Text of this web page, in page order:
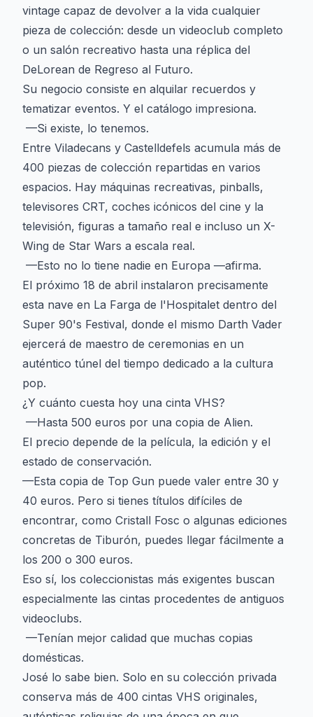
vintage capaz de devolver a la vida cualquier
pieza de colección: desde un videoclub completo
o un salón recreativo hasta una réplica del
DeLorean de Regreso al Futuro.
Su negocio consiste en alquilar recuerdos y
tematizar eventos. Y el catálogo impresiona.
—Si existe, lo tenemos.
Entre Viladecans y Castelldefels acumula más de
400 piezas de colección repartidas en varios
espacios. Hay máquinas recreativas, pinballs,
televisores CRT, coches icónicos del cine y la
televisión, figuras a tamaño real e incluso un X-
Wing de Star Wars a escala real.
—Esto no lo tiene nadie en Europa —afirma.
El próximo 18 de abril instalaron precisamente
esta nave en La Farga de l'Hospitalet dentro del
Super 90's Festival, donde el mismo Darth Vader
ejercerá de maestro de ceremonias en un
auténtico túnel del tiempo dedicado a la cultura
pop.
¿Y cuánto cuesta hoy una cinta VHS?
—Hasta 500 euros por una copia de Alien.
El precio depende de la película, la edición y el
estado de conservación.
—Esta copia de Top Gun puede valer entre 30 y
40 euros. Pero si tienes títulos difíciles de
encontrar, como Cristall Fosc o algunas ediciones
concretas de Tiburón, puedes llegar fácilmente a
los 200 o 300 euros.
Eso sí, los coleccionistas más exigentes buscan
especialmente las cintas procedentes de antiguos
videoclubs.
—Tenían mejor calidad que muchas copias
domésticas.
José lo sabe bien. Solo en su colección privada
conserva más de 400 cintas VHS originales,